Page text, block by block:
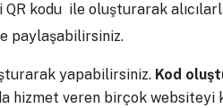
kodu ile oluşturarak
paylaşabilirsiniz.
yapabilirsiniz. Kod
hizmet veren birçok websiteyi